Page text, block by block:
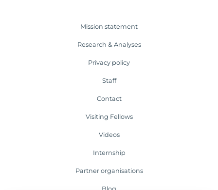
Mission statement
Research & Analyses
Privacy policy
Staff
Contact
Visiting Fellows
Videos
Internship
Partner organisations